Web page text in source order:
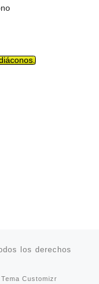
los derechos
Tema Customizr